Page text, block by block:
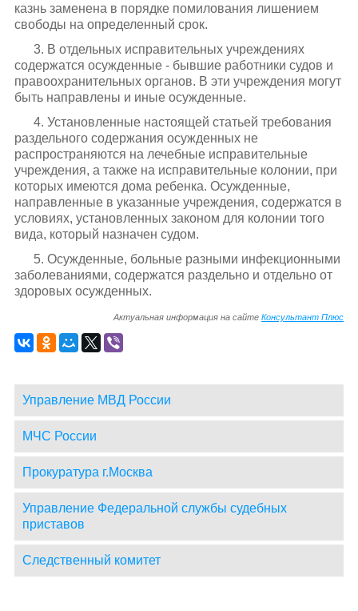
казнь заменена в порядке помилования лишением
свободы на определенный срок.
3. В отдельных исправительных учреждениях
содержатся осужденные - бывшие работники судов и
правоохранительных органов. В эти учреждения могут
быть направлены и иные осужденные.
4. Установленные настоящей статьей требования
раздельного содержания осужденных не
распространяются на лечебные исправительные
учреждения, а также на исправительные колонии, при
которых имеются дома ребенка. Осужденные,
направленные в указанные учреждения, содержатся в
условиях, установленных законом для колонии того
вида, который назначен судом.
5. Осужденные, больные разными инфекционными
заболеваниями, содержатся раздельно и отдельно от
здоровых осужденных.
Актуальная информация на сайтеКонсультант Плюс
Управление МВД России
МЧС России
Прокуратура г.Москва
Управление Федеральной службы судебных
приставов
Следственный комитет